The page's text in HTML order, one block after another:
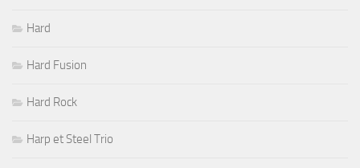
Hard
Hard Fusion
Hard Rock
Harp et Steel Trio